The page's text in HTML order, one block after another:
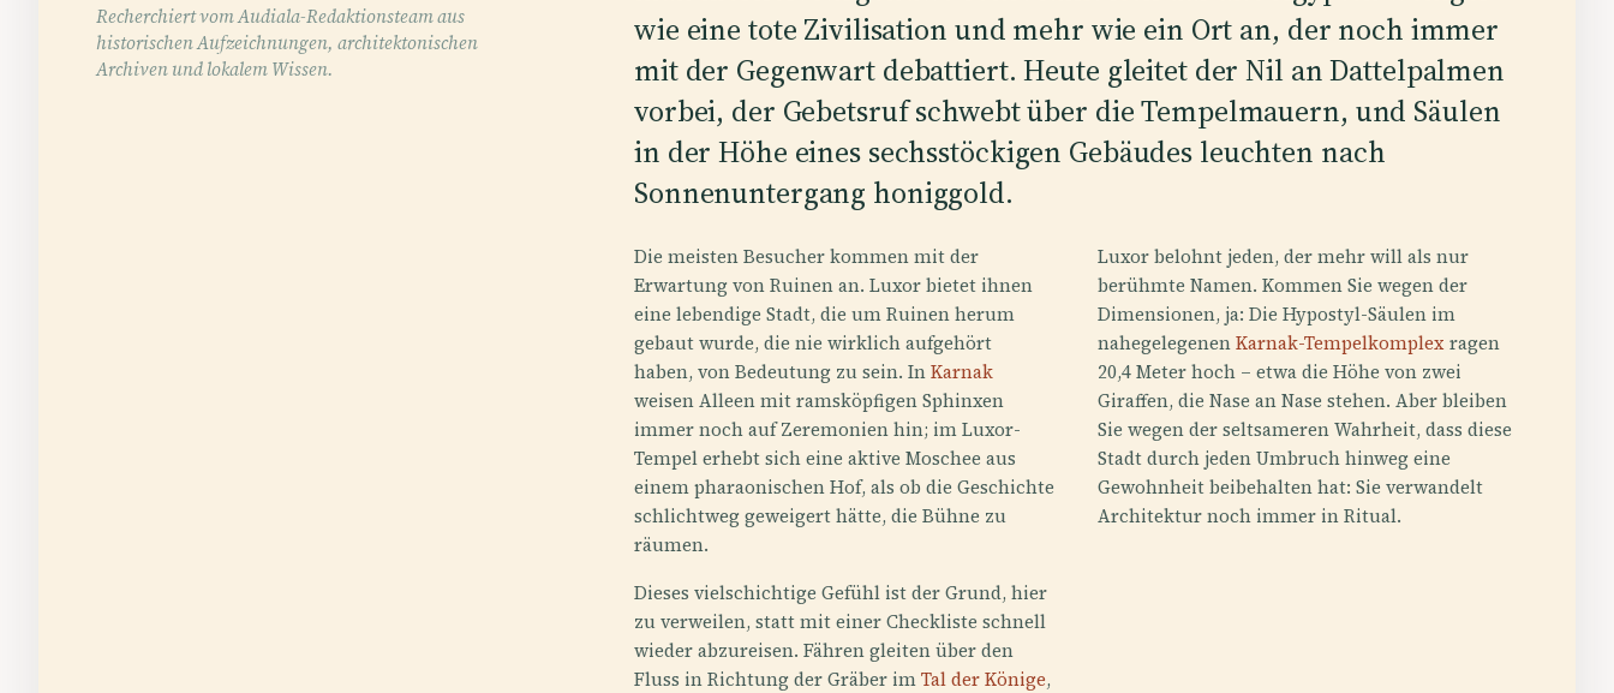
Recherchiert vom Audiala-Redaktionsteam aus
historischen Aufzeichnungen, architektonischen
Archiven und lokalem Wissen.
wie eine tote Zivilisation und mehr wie ein Ort an, der noch immer
mit der Gegenwart debattiert. Heute gleitet der Nil an Dattelpalmen
vorbei, der Gebetsruf schwebt über die Tempelmauern, und Säulen
in der Höhe eines sechsstöckigen Gebäudes leuchten nach
Sonnenuntergang honiggold.
Die meisten Besucher kommen mit der
Erwartung von Ruinen an. Luxor bietet ihnen
eine lebendige Stadt, die um Ruinen herum
gebaut wurde, die nie wirklich aufgehört
haben, von Bedeutung zu sein. InKarnak
weisen Alleen mit ramsköpfigen Sphinxen
immer noch auf Zeremonien hin; im Luxor-
Tempel erhebt sich eine aktive Moschee aus
einem pharaonischen Hof, als ob die Geschichte
schlichtweg geweigert hätte, die Bühne zu
räumen.
Dieses vielschichtige Gefühl ist der Grund, hier
zu verweilen, statt mit einer Checkliste schnell
wieder abzureisen. Fähren gleiten über den
Fluss in Richtung der Gräber imTal der Könige,
Luxor belohnt jeden, der mehr will als nur
berühmte Namen. Kommen Sie wegen der
Dimensionen, ja: Die Hypostyl-Säulen im
nahegelegenenKarnak-Tempelkomplexragen
20,4 Meter hoch – etwa die Höhe von zwei
Giraffen, die Nase an Nase stehen. Aber bleiben
Sie wegen der seltsameren Wahrheit, dass diese
Stadt durch jeden Umbruch hinweg eine
Gewohnheit beibehalten hat: Sie verwandelt
Architektur noch immer in Ritual.